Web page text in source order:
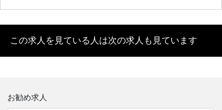
この求人を見ている人は次の求人も見ています
お勧め求人